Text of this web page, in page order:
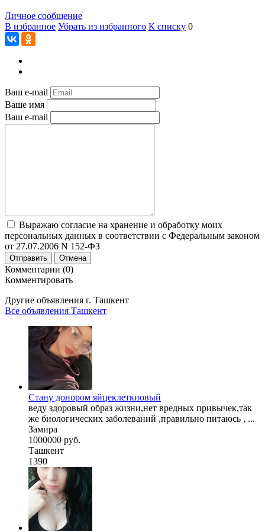
Личное сообщение
В избранное Убрать из избранного К списку 0
Ваш e-mail
Ваше имя
Ваш e-mail
Выражаю согласие на хранение и обработку моих
персональных данных в соответствии с Федеральным законом
от 27.07.2006 N 152-ФЗ
Отправить Отмена
Комментарии (0)
Комментировать
Другие объявления г. Ташкент
Все объявления Ташкент
Стану донором яйцеклеткиовый
веду здоровый образ жизни,нет вредных привычек,так
же биологических заболеваний ,правильно питаюсь , ...
Замира
1000000 руб.
Ташкент
1390